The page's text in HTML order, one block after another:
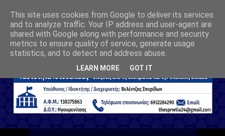
This site uses cookies from Google to deliver its services
and to analyze traffic. Your IP address and user-agent are
shared with Google along with performance and security
metrics to ensure quality of service, generate usage
statistics, and to detect and address abuse.
LEARN MORE GOT IT